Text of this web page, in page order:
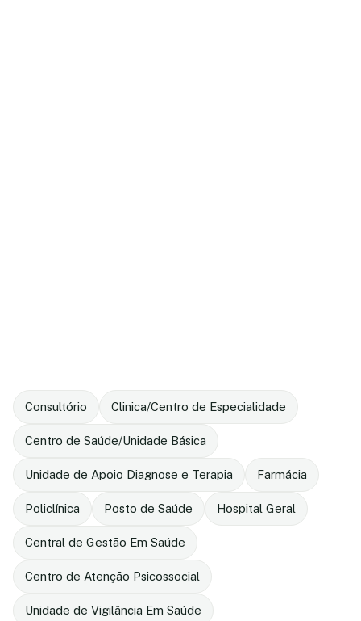
Consultório Clinica/Centro de Especialidade
Centro de Saúde/Unidade Básica
Unidade de Apoio Diagnose e Terapia Farmácia
Policlínica Posto de Saúde Hospital Geral
Central de Gestão Em Saúde
Centro de Atenção Psicossocial
Unidade de Vigilância Em Saúde